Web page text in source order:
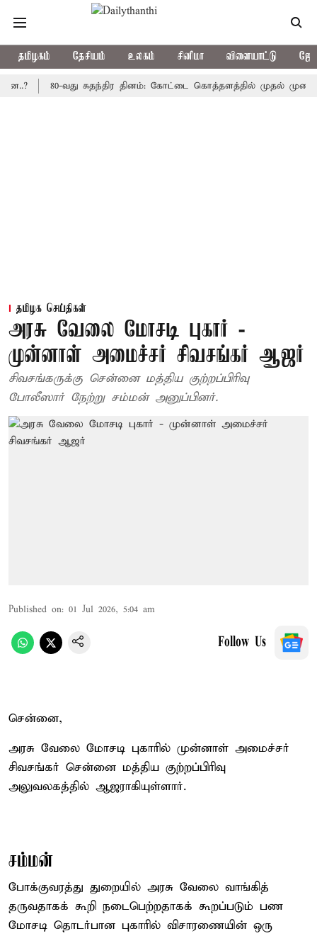
தமிழகம் தேசியம் உலகம் சினிமா விளையாட்டு
80-வது சுதந்திர தினம்: கோட்டை கொத்தளத்தில் முதல் முறையாக
தமிழக செய்திகள்
அரசு வேலை மோசடி புகார் -
முன்னாள் அமைச்சர் சிவசங்கர் ஆஜர்
சிவசங்கருக்கு சென்னை மத்திய குற்றப்பிரிவு
போலீஸார் நேற்று சம்மன் அனுப்பினர்.
Published on: 01 Jul 2026, 5:04 am
Follow Us
சென்னை,
அரசு வேலை மோசடி புகாரில் முன்னாள் அமைச்சர்
சிவசங்கர் சென்னை மத்திய குற்றப்பிரிவு
அலுவலகத்தில் ஆஜராகியுள்ளார்.
சம்மன்
போக்குவரத்து துறையில் அரசு வேலை வாங்கித்
தருவதாகக் கூறி நடைபெற்றதாகக் கூறப்படும் பண
மோசடி தொடர்பான புகாரில் விசாரணையின் ஒரு